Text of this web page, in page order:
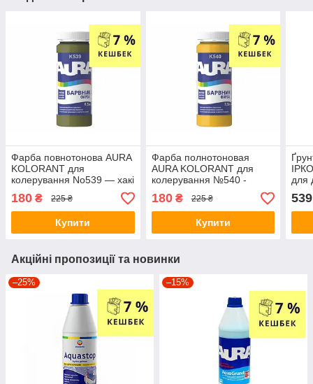
Фарба повнотонова AURA
KOLORANT для
колерування No539 — хакі
0,5 л
180 ₴ 225 ₴
Купити
Фарба полнотоновая
AURA KOLORANT для
колерування №540 -
золотий 0,5 л
180₴ 225 ₴
Купити
для
539
Акційні пропозиції та новинки
–25% –15%